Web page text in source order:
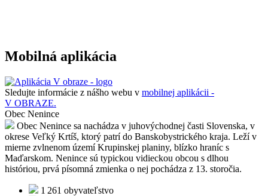
Mobilná aplikácia
Sledujte informácie z nášho webu v mobilnej aplikácii -
V OBRAZE.
Obec Nenince
Obec Nenince sa nachádza v juhovýchodnej časti Slovenska, v
okrese Veľký Krtíš, ktorý patrí do Banskobystrického kraja. Leží v
mierne zvlnenom území Krupinskej planiny, blízko hraníc s
Maďarskom. Nenince sú typickou vidieckou obcou s dlhou
históriou, prvá písomná zmienka o nej pochádza z 13. storočia.
1 261 obyvateľstvo